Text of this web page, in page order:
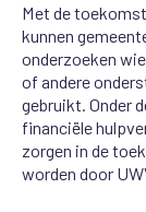
Met de
kunnen
onderzoeken
of andere
gebruikt. Onder
financiële
zorgen in de
worden door